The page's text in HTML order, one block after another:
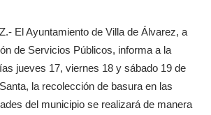
El Ayuntamiento de Villa de Álvarez, a
de Servicios Públicos, informa a la
jueves 17, viernes 18 y sábado 19 de
la recolección de basura en las
del municipio se realizará de manera